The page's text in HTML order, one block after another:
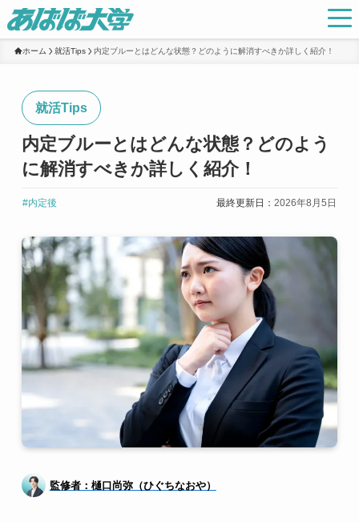
ホーム 就活Tips 内定ブルーとはどんな状態？どのように解消すべきか詳しく紹介！
就活Tips
内定ブルーとはどんな状態？どのよう
に解消すべきか詳しく紹介！
#内定後 最終更新日：2026年8月5日
監修者：樋口尚弥（ひぐちなおや）